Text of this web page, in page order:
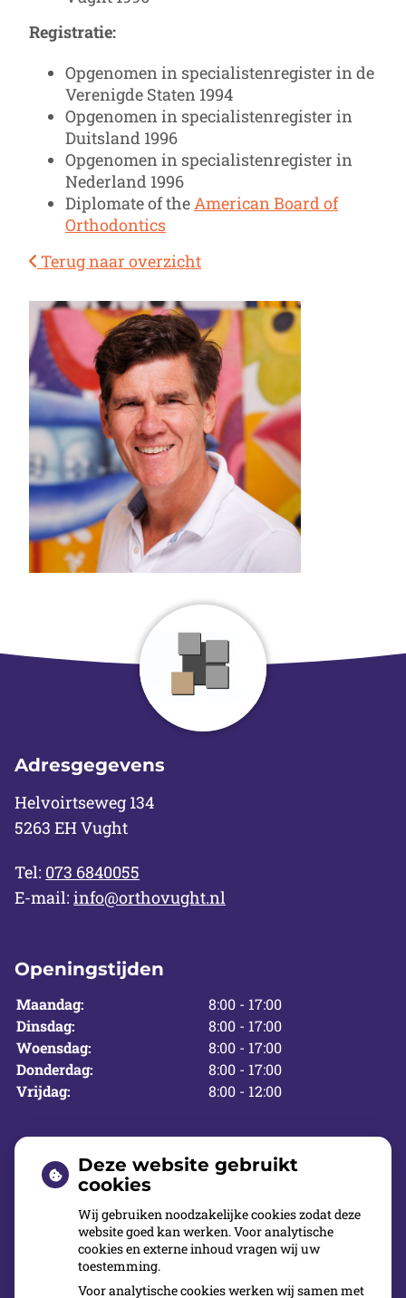
Registratie:
Opgenomen in specialistenregister in de
Verenigde Staten 1994
Opgenomen in specialistenregister in
Duitsland 1996
Opgenomen in specialistenregister in
Nederland 1996
Diplomate of the American Board of
Orthodontics
Terug naar overzicht
Adresgegevens
Helvoirtseweg 134
5263 EH Vught
Tel: 073 6840055
E-mail: info@orthovught.nl
Openingstijden
Maandag:
8:00 - 17:00
Dinsdag:
8:00 - 17:00
Woensdag:
8:00 - 17:00
Donderdag:
8:00 - 17:00
Vrijdag:
8:00 - 12:00
U kunt rekenen op onze deskundigheid en
ervaring.
Elk lid van ons team is uitstekend geschoold en
heeft zijn/haar eigen taken. Onder ‘Team’ stellen
collega’s
zich aan u voor. U kunt bij ons
Deze website gebruikt
cookies
Wij gebruiken noodzakelijke cookies zodat deze
website goed kan werken. Voor analytische
cookies en externe inhoud vragen wij uw
toestemming.
Voor analytische cookies werken wij samen met